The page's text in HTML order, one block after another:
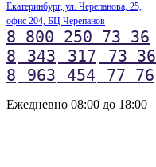
Екатеринбург, ул. Черепанова, 25,
офис 204, БЦ Черепанов
8 800 250 73 36
8
343 317
73 36
8
963 454 77 76
Ежедневно 08:00 до 18:00